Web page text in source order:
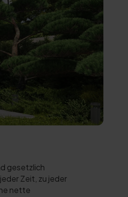
gesetzlich
Zeit, zu jeder
nette